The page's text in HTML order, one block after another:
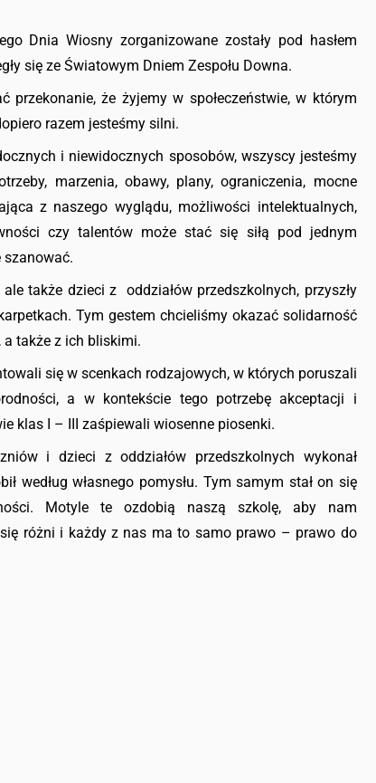
Dnia Wiosny zorganizowane zostały pod hasłem
się ze Światowym Dniem Zespołu Downa.
przekonanie, że żyjemy w społeczeństwie, w którym
razem jesteśmy silni.
i niewidocznych sposobów, wszyscy jesteśmy
marzenia, obawy, plany, ograniczenia, mocne
z naszego wyglądu, możliwości intelektualnych,
czy talentów może stać się siłą pod jednym
szanować.
także dzieci z oddziałów przedszkolnych, przyszły
Tym gestem chcieliśmy okazać solidarność
a także z ich bliskimi.
się w scenkach rodzajowych, w których poruszali
a w kontekście tego potrzebę akceptacji i
klas I – III zaśpiewali wiosenne piosenki.
i dzieci z oddziałów przedszkolnych wykonał
według własnego pomysłu. Tym samym stał on się
Motyle te ozdobią naszą szkolę, aby nam
różni i każdy z nas ma to samo prawo – prawo do